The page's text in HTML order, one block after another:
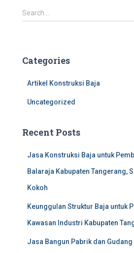
S
e
h
Search …
Categories
Artikel Konstruksi Baja
Uncategorized
Recent Posts
Jasa Konstruksi Baja untuk
Balaraja Kabupaten Tangerang,
Kokoh
Keunggulan Struktur Baja untuk
Kawasan Industri Kabupaten
Jasa Bangun Pabrik dan Gudang